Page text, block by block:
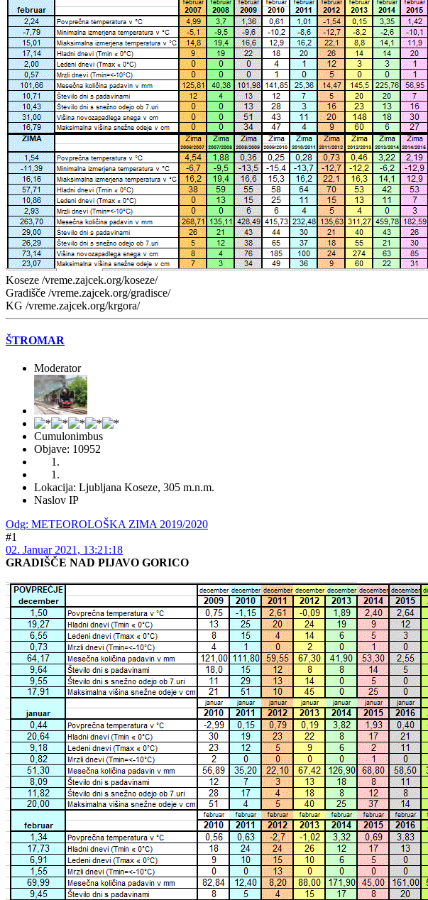
Koseze /vreme.zajcek.org/koseze/
Gradišče /vreme.zajcek.org/gradisce/
KG /vreme.zajcek.org/krgora/
ŠTROMAR
Moderator
Cumulonimbus
Objave: 10952
Lokacija: Ljubljana Koseze, 305 m.n.m.
Naslov IP
Odg: METEOROLOŠKA ZIMA 2019/2020
#1
02. Januar 2021, 13:21:18
GRADIŠČE NAD PIJAVO GORICO